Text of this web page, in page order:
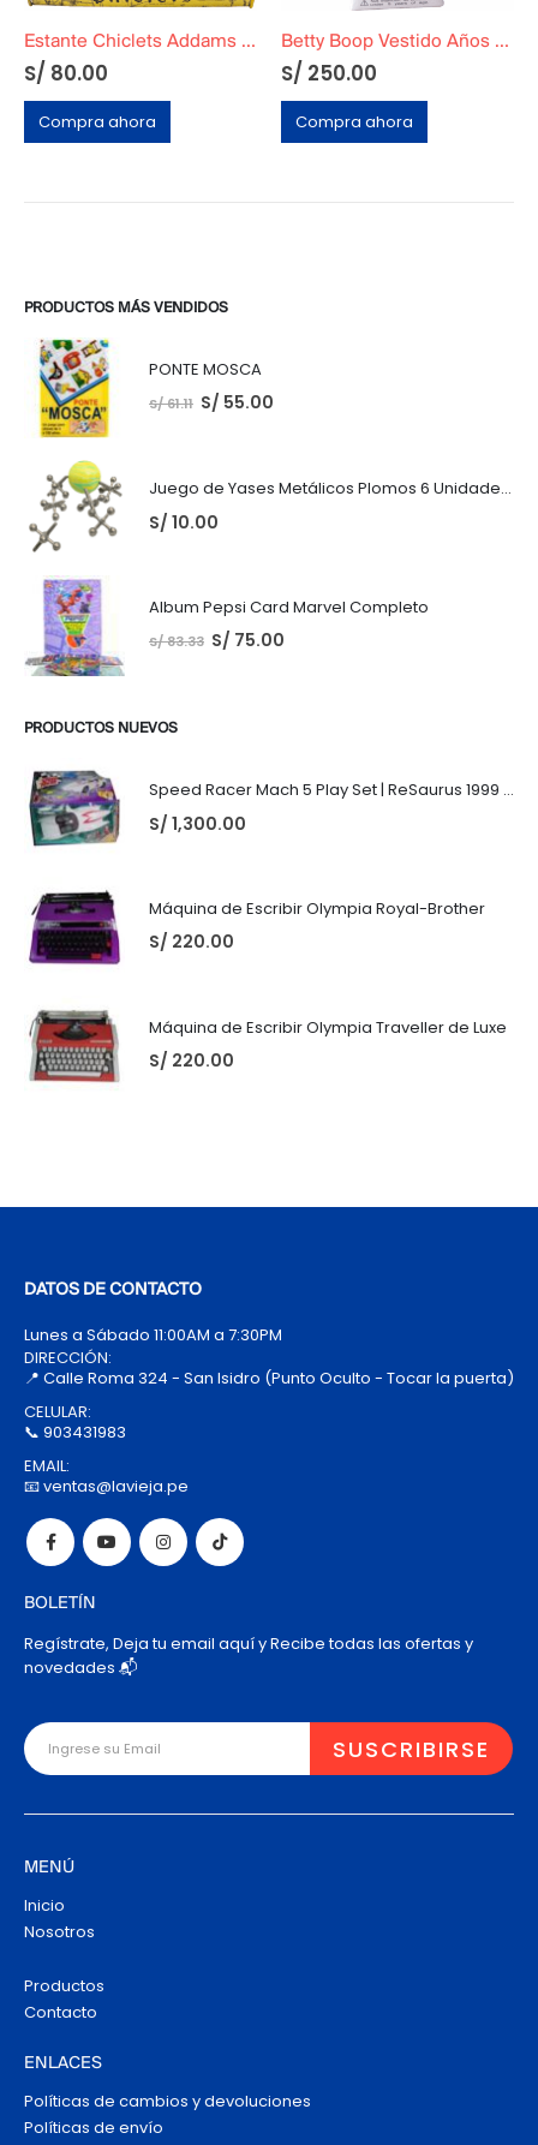
Estante Chiclets Addams Original
S/ 80.00
Compra ahora
Betty Boop Vestido Años 90
S/ 250.00
Compra ahora
PRODUCTOS MÁS VENDIDOS
PONTE MOSCA
S/61.11 S/ 55.00
Juego de Yases Metálicos Plomos 6 Unidades + Pelota de Goma (En Bolsita Lista para Regalar)
S/ 10.00
Album Pepsi Card Marvel Completo
S/83.33 S/ 75.00
PRODUCTOS NUEVOS
Speed Racer Mach 5 Play Set | ReSaurus 1999 | Meteoro
S/ 1,300.00
Máquina de Escribir Olympia Royal-Brother
S/ 220.00
Máquina de Escribir Olympia Traveller de Luxe
S/ 220.00
DATOS DE CONTACTO
Lunes a Sábado 11:00AM a 7:30PM
DIRECCIÓN:
📍 Calle Roma 324 - San Isidro (Punto Oculto - Tocar la puerta)
CELULAR:
📞 903431983
EMAIL:
📧 ventas@lavieja.pe
BOLETÍN
Regístrate, Deja tu email aquí y Recibe todas las ofertas y
novedades 📬
MENÚ
Inicio
Nosotros
Productos
Contacto
ENLACES
Políticas de cambios y devoluciones
Políticas de envío